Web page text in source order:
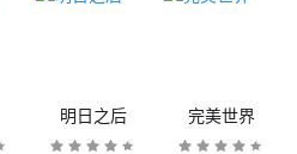
明日之后 完美世界